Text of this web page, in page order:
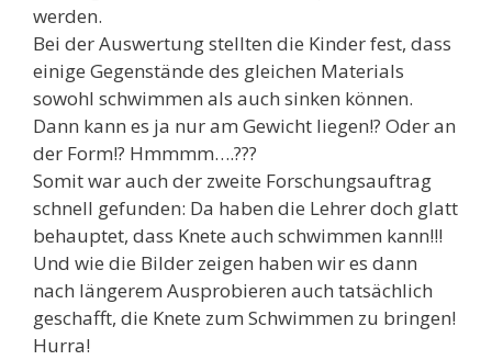
werden.
Bei der Auswertung stellten die Kinder fest, dass
einige Gegenstände des gleichen Materials
sowohl schwimmen als auch sinken können.
Dann kann es ja nur am Gewicht liegen!? Oder an
der Form!? Hmmmm….???
Somit war auch der zweite Forschungsauftrag
schnell gefunden: Da haben die Lehrer doch glatt
behauptet, dass Knete auch schwimmen kann!!!
Und wie die Bilder zeigen haben wir es dann
nach längerem Ausprobieren auch tatsächlich
geschafft, die Knete zum Schwimmen zu bringen!
Hurra!